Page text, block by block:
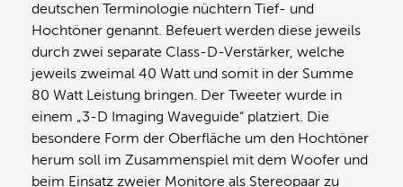
deutschen Terminologie nüchtern Tief- und
Hochtöner genannt. Befeuert werden diese jeweils
durch zwei separate Class-D-Verstärker, welche
jeweils zweimal 40 Watt und somit in der Summe
80 Watt Leistung bringen. Der Tweeter wurde in
einem „3-D Imaging Waveguide“ platziert. Die
besondere Form der Oberfläche um den Hochtöner
herum soll im Zusammenspiel mit dem Woofer und
beim Einsatz zweier Monitore als Stereopaar zu